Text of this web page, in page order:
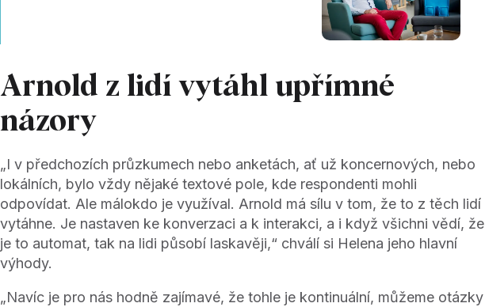
Arnold z lidí vytáhl upřímné
názory
„I v předchozích průzkumech nebo anketách, ať už koncernových, nebo
lokálních, bylo vždy nějaké textové pole, kde respondenti mohli
odpovídat. Ale málokdo je využíval. Arnold má sílu v tom, že to z těch lidí
vytáhne. Je nastaven ke konverzaci a k interakci, a i když všichni vědí, že
je to automat, tak na lidi působí laskavěji,“ chválí si Helena jeho hlavní
výhody.
„Navíc je pro nás hodně zajímavé, že tohle je kontinuální, můžeme otázky